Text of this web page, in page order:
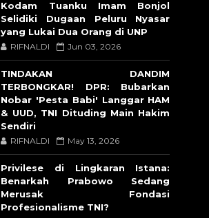
Kodam Tuanku Imam Bonjol
Selidiki Dugaan Peluru Nyasar
yang Lukai Dua Orang di UNP
RIFNALDI Jun 03, 2026
TINDAKAN DANDIM
TERBONGKAR! DPR: Bubarkan
Nobar 'Pesta Babi' Langgar HAM
& UUD, TNI Dituding Main Hakim
Sendiri
RIFNALDI May 13, 2026
Privilese di Lingkaran Istana:
Benarkah Prabowo Sedang
Merusak Fondasi
Profesionalisme TNI?